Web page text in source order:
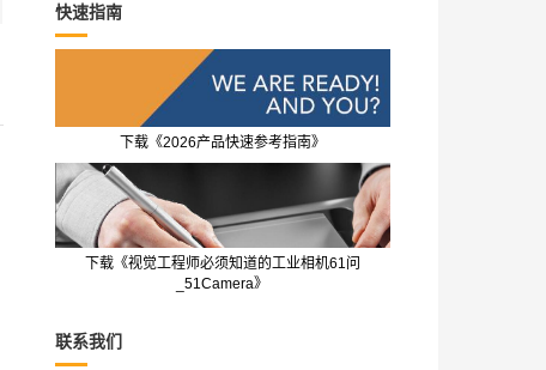
快速指南
下载《2026产品快速参考指南》
下载《视觉工程师必须知道的工业相机61问
_51Camera》
联系我们